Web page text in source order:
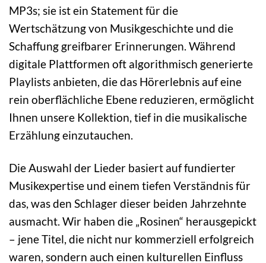
MP3s; sie ist ein Statement für die
Wertschätzung von Musikgeschichte und die
Schaffung greifbarer Erinnerungen. Während
digitale Plattformen oft algorithmisch generierte
Playlists anbieten, die das Hörerlebnis auf eine
rein oberflächliche Ebene reduzieren, ermöglicht
Ihnen unsere Kollektion, tief in die musikalische
Erzählung einzutauchen.
Die Auswahl der Lieder basiert auf fundierter
Musikexpertise und einem tiefen Verständnis für
das, was den Schlager dieser beiden Jahrzehnte
ausmacht. Wir haben die „Rosinen“ herausgepickt
– jene Titel, die nicht nur kommerziell erfolgreich
waren, sondern auch einen kulturellen Einfluss